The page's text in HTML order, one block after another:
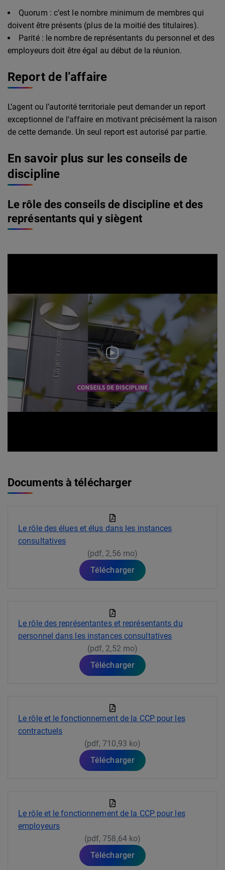
Quorum : c’est le nombre minimum de membres qui
doivent être présents (plus de la moitié des titulaires).
Parité : le nombre de représentants du personnel et des
employeurs doit être égal au début de la réunion.
Report de l’affaire
L’agent ou l’autorité territoriale peut demander un report
exceptionnel de l’affaire en motivant précisément la raison
de cette demande. Un seul report est autorisé par partie.
En savoir plus sur les conseils de
discipline
Le rôle des conseils de discipline et des
représentants qui y siègent
Documents à télécharger
Le rôle des élues et élus dans les instances
consultatives
(pdf, 2,56 mo)
Télécharger
Le rôle des représentantes et représentants du
personnel dans les instances consultatives
(pdf, 2,52 mo)
Télécharger
Le rôle et le fonctionnement de la CCP pour les
contractuels
(pdf, 710,93 ko)
Télécharger
Le rôle et le fonctionnement de la CCP pour les
employeurs
(pdf, 758,64 ko)
Télécharger